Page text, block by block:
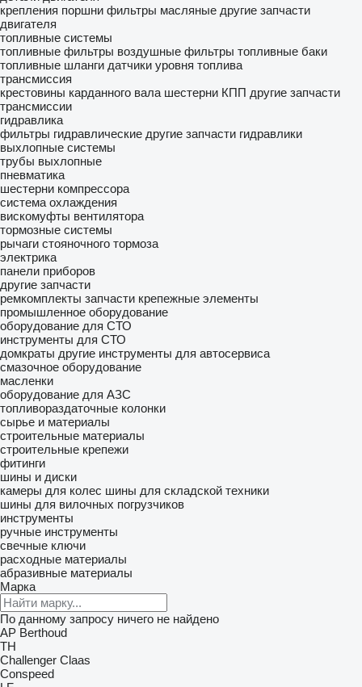
крепления поршни фильтры масляные другие запчасти
двигателя
топливные системы
топливные фильтры воздушные фильтры топливные баки
топливные шланги датчики уровня топлива
трансмиссия
крестовины карданного вала шестерни КПП другие запчасти
трансмиссии
гидравлика
фильтры гидравлические другие запчасти гидравлики
выхлопные системы
трубы выхлопные
пневматика
шестерни компрессора
система охлаждения
вискомуфты вентилятора
тормозные системы
рычаги стояночного тормоза
электрика
панели приборов
другие запчасти
ремкомплекты запчасти крепежные элементы
промышленное оборудование
оборудование для СТО
инструменты для СТО
домкраты другие инструменты для автосервиса
смазочное оборудование
масленки
оборудование для АЗС
топливораздаточные колонки
сырье и материалы
строительные материалы
строительные крепежи
фитинги
шины и диски
камеры для колес шины для складской техники
шины для вилочных погрузчиков
инструменты
ручные инструменты
свечные ключи
расходные материалы
абразивные материалы
Марка
По данному запросу ничего не найдено
AP Berthoud
TH
Challenger Claas
Conspeed